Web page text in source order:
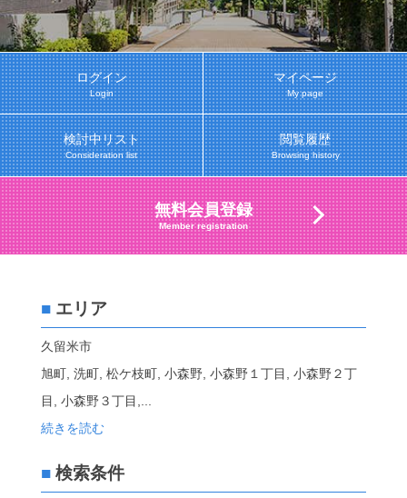
ログイン
Login
マイページ
My page
検討中リスト
Consideration list
閲覧履歴
Browsing history
無料会員登録
Member registration
■エリア
久留米市
旭町, 洗町, 松ケ枝町, 小森野, 小森野１丁目, 小森野２丁
目, 小森野３丁目,
続きを読む
■検索条件